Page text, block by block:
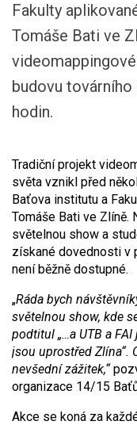
Fakulty
Tomáše Bati ve
budovu továrního
hodin.
Tradiční projekt
světa vznikl před
Baťova institutu a
Tomáše Bati ve Zlíně.
světelnou show a
získané dovednosti v
není běžně dostupné.
„Ráda bych
světelnou show, kde
podtitul „…a UTB a FAI
jsou uprostřed Zlína“.
nevšední zážitek,“
organizace 14/15
Akce se koná za